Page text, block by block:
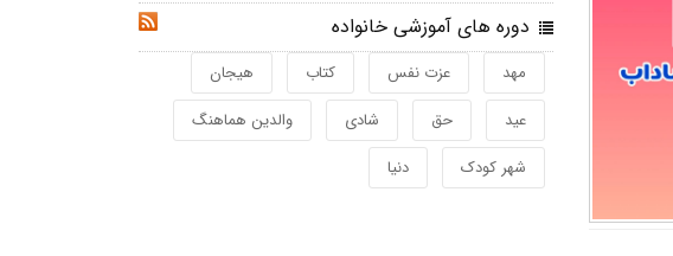
دوره های آموزشی خانواده
مهد عزت نفس کتاب
هیجان
عید
حق شادی
والدین هماهنگ
شهر کودک
دنیا